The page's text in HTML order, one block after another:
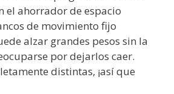
el ahorrador de espacio
de movimiento fijo
alzar grandes pesos sin la
por dejarlos caer.
distintas, ¡así que